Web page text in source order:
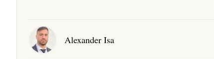
Alexander Isa